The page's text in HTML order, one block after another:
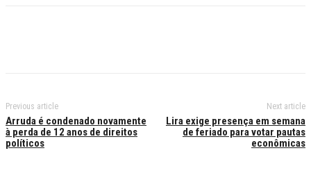
Previous article
Arruda é condenado novamente
à perda de 12 anos de direitos
políticos
Next article
Lira exige presença em semana
de feriado para votar pautas
econômicas